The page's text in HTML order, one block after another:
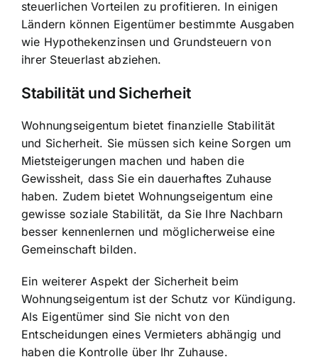
steuerlichen Vorteilen zu profitieren. In einigen
Ländern können Eigentümer bestimmte Ausgaben
wie Hypothekenzinsen und Grundsteuern von
ihrer Steuerlast abziehen.
Stabilität und Sicherheit
Wohnungseigentum bietet finanzielle Stabilität
und Sicherheit. Sie müssen sich keine Sorgen um
Mietsteigerungen machen und haben die
Gewissheit, dass Sie ein dauerhaftes Zuhause
haben. Zudem bietet Wohnungseigentum eine
gewisse soziale Stabilität, da Sie Ihre Nachbarn
besser kennenlernen und möglicherweise eine
Gemeinschaft bilden.
Ein weiterer Aspekt der Sicherheit beim
Wohnungseigentum ist der Schutz vor Kündigung.
Als Eigentümer sind Sie nicht von den
Entscheidungen eines Vermieters abhängig und
haben die Kontrolle über Ihr Zuhause.